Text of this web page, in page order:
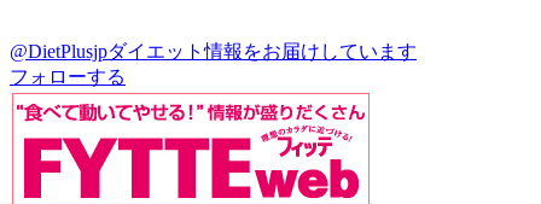
@DietPlusjpダイエット情報をお届けしています
フォローする